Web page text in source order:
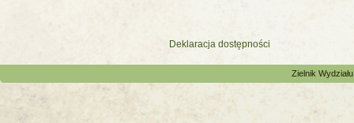
Deklaracja dostępności
Zielnik